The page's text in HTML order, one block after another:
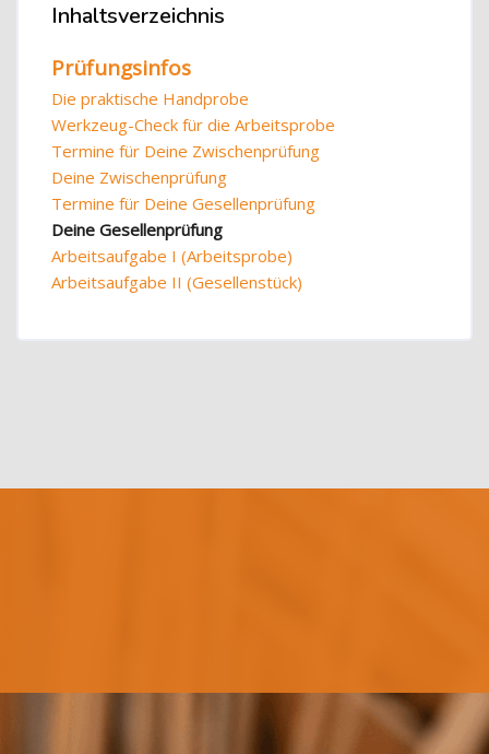
Inhaltsverzeichnis überspringen
Inhaltsverzeichnis
Prüfungsinfos
Die praktische Handprobe
Werkzeug-Check für die Arbeitsprobe
Termine für Deine Zwischenprüfung
Deine Zwischenprüfung
Termine für Deine Gesellenprüfung
Deine Gesellenprüfung
Arbeitsaufgabe I (Arbeitsprobe)
Arbeitsaufgabe II (Gesellenstück)